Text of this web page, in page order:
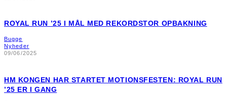
ROYAL RUN ’25 I MÅL MED REKORDSTOR OPBAKNING
Bugge
Nyheder
09/06/2025
HM KONGEN HAR STARTET MOTIONSFESTEN: ROYAL RUN
’25 ER I GANG